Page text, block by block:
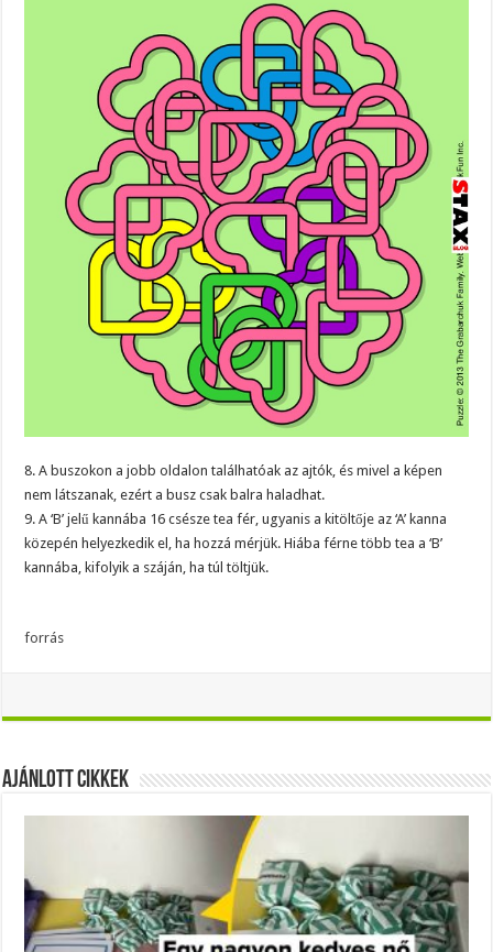
8. A buszokon a jobb oldalon találhatóak az ajtók, és mivel a képen
nem látszanak, ezért a busz csak balra haladhat.
9. A ‘B’ jelű kannába 16 csésze tea fér, ugyanis a kitöltője az ‘A’ kanna
közepén helyezkedik el, ha hozzá mérjük. Hiába férne több tea a ‘B’
kannába, kifolyik a száján, ha túl töltjük.
forrás
Ajánlott Cikkek